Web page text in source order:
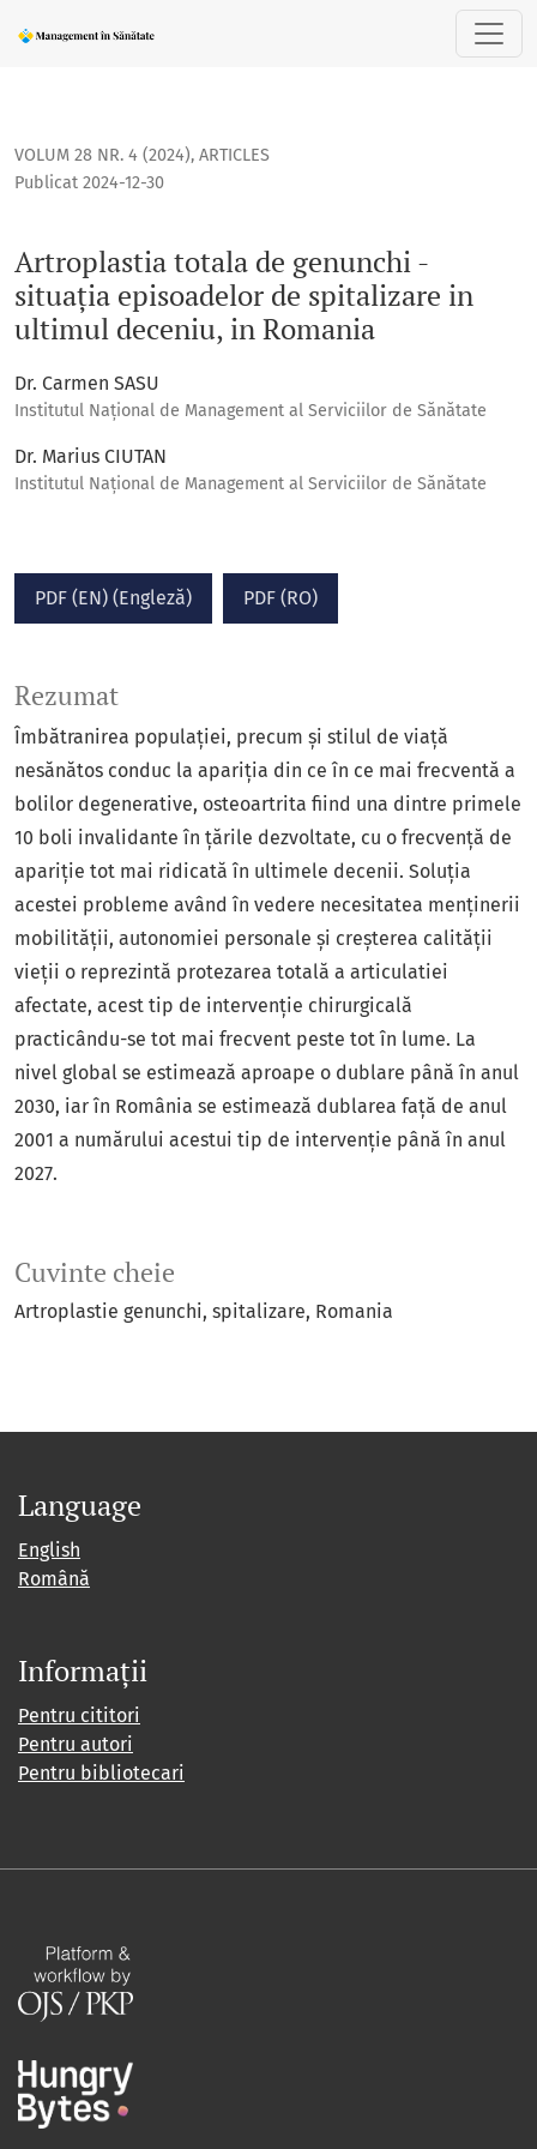
Artroplastia totala de genunchi - situația episoadelor de
VOLUM 28 NR. 4 (2024), ARTICLES
Artroplastia totala de genunchi -
situația episoadelor de spitalizare in
ultimul deceniu, in Romania
Publicat 2024-12-30
Dr. Carmen SASU
Institutul Național de Management al Serviciilor de Sănătate
Dr. Marius CIUTAN
Institutul Național de Management al Serviciilor de Sănătate
PDF (EN) (Engleză) PDF (RO)
Cuvinte cheie
Artroplastie genunchi spitalizare Romania
Rezumat
Îmbătranirea populației, precum și stilul de viață
nesănătos conduc la apariția din ce în ce mai frecventă a
bolilor degenerative, osteoartrita fiind una dintre primele
10 boli invalidante în țările dezvoltate, cu o frecvență de
apariție tot mai ridicată în ultimele decenii. Soluția
acestei probleme având în vedere necesitatea menținerii
mobilității, autonomiei personale și creșterea calității
vieții o reprezintă protezarea totală a articulatiei
afectate, acest tip de intervenție chirurgicală
practicându-se tot mai frecvent peste tot în lume. La
nivel global se estimează aproape o dublare până în anul
2030, iar în România se estimează dublarea față de anul
2001 a numărului acestui tip de intervenție până în anul
2027.
Language
English
Română
Informații
Pentru cititori
Pentru autori
Pentru bibliotecari